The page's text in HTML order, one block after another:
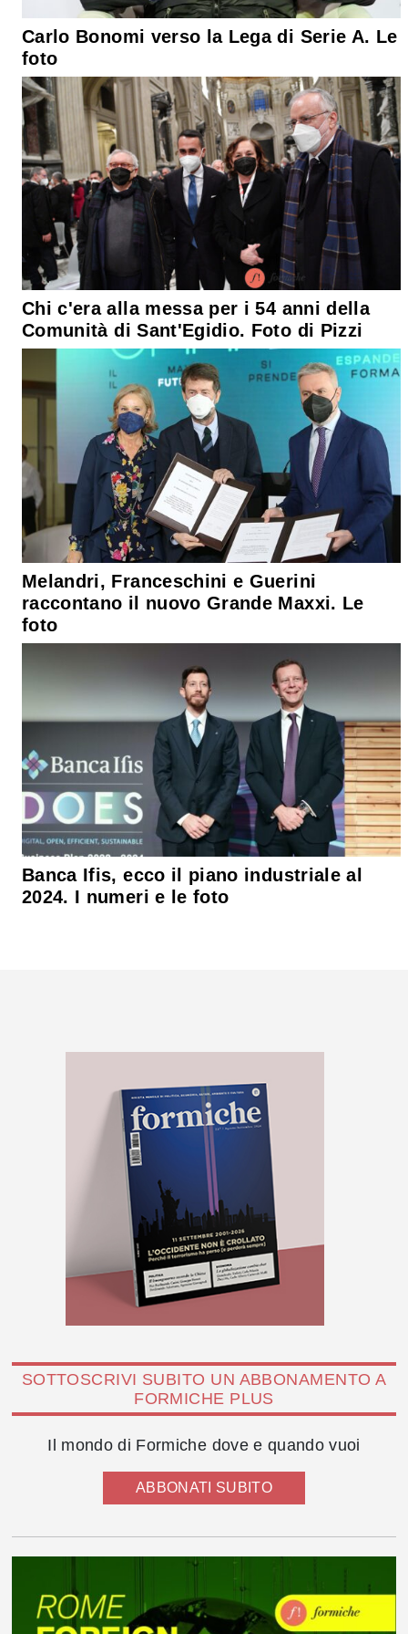
Carlo Bonomi verso la Lega di Serie A. Le
foto
Chi c'era alla messa per i 54 anni della
Comunità di Sant'Egidio. Foto di Pizzi
Melandri, Franceschini e Guerini
raccontano il nuovo Grande Maxxi. Le
foto
Banca Ifis, ecco il piano industriale al
2024. I numeri e le foto
SOTTOSCRIVI SUBITO UN ABBONAMENTO A
FORMICHE PLUS
Il mondo di Formiche dove e quando vuoi
ABBONATI SUBITO